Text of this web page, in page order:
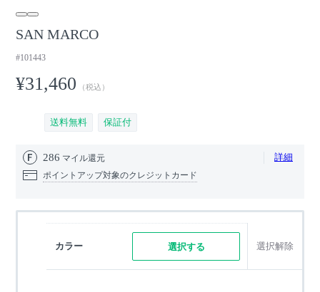
SAN MARCO
#101443
¥31,460 （税込）
送料無料 保証付
286 マイル還元 詳細
ポイントアップ対象のクレジットカード
カラー 選択する 選択解除